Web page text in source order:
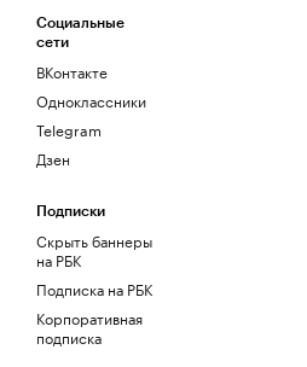
Социальные
сети
ВКонтакте
Одноклассники
Telegram
Дзен
Подписки
Скрыть баннеры
на РБК
Подписка на РБК
Корпоративная
подписка